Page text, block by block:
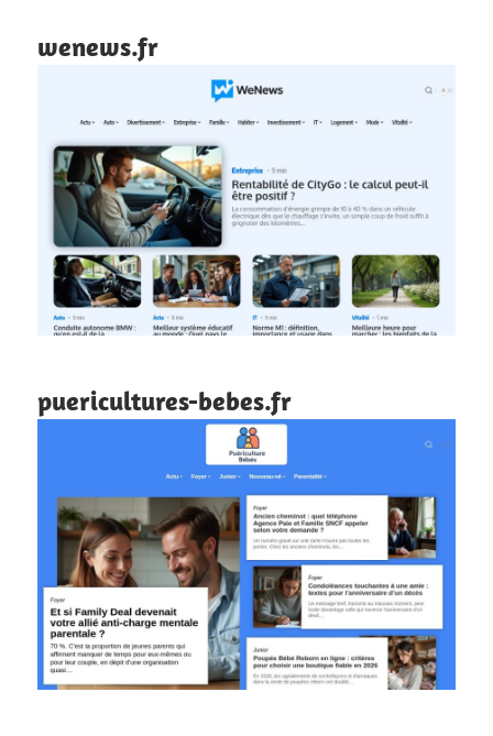
wenews.fr
puericultures-bebes.fr